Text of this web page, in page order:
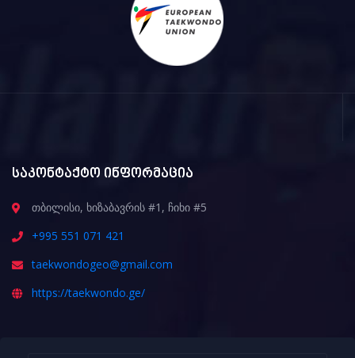
საკონტაქტო ინფორმაცია
თბილისი, ხიზაბავრის #1, ჩიხი #5
+995 551 071 421
taekwondogeo@gmail.com
https://taekwondo.ge/